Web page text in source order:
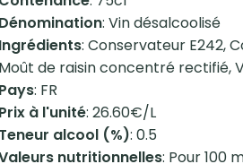
: Vin désalcoolisé
: Conservateur E242,
de raisin concentré rectifié,
: FR
à l'unité: 26.60€/L
alcool (%): 0.5
nutritionnelles: Pour 100